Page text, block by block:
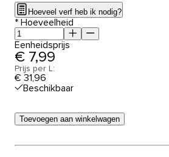
Hoeveel verf heb ik nodig?
* Hoeveelheid
Eenheidsprijs
€ 7,99
Prijs per L:
€ 31,96
Beschikbaar
Toevoegen aan winkelwagen